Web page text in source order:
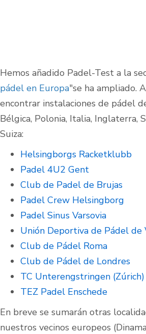
Hemos añadido Padel-Test a la
pádel en Europa"se ha ampliado.
encontrar instalaciones de pádel
Bélgica, Polonia, Italia, Inglaterra,
Suiza:
Helsingborgs Racketklubb
Padel 4U2 Gent
Club de Padel de Brujas
Padel Crew Helsingborg
Padel Sinus Varsovia
Unión Deportiva de Pádel de
Club de Pádel Roma
Club de Pádel de Londres
TC Unterengstringen (Zúrich)
TEZ Padel Enschede
En breve se sumarán otras
nuestros vecinos europeos